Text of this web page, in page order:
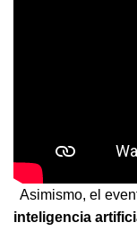
Asimismo, el
inteligencia